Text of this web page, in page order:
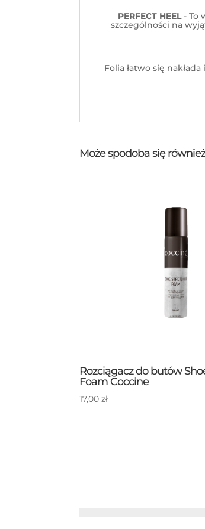
PERFECT HEEL- To
szczególności na
Folia łatwo się
Może spodoba się
Rozciągacz do butów
Foam Coccine
17,00zł